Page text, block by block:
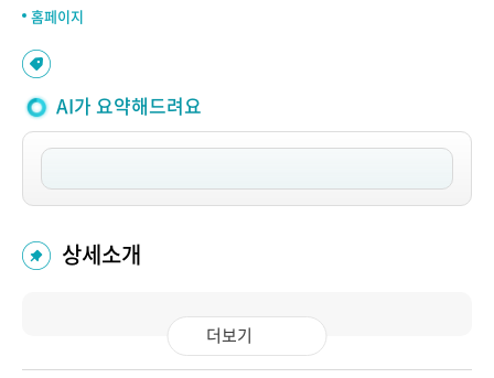
홈페이지
AI가 요약해드려요
상세소개
더보기